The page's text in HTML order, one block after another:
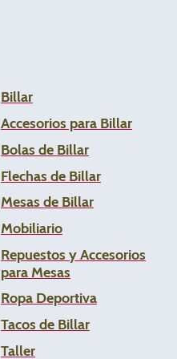
Billar
Accesorios para Billar
Bolas de Billar
Flechas de Billar
Mesas de Billar
Mobiliario
Repuestos y Accesorios
para Mesas
Ropa Deportiva
Tacos de Billar
Taller